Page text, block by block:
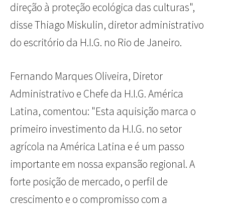
direção à proteção ecológica das culturas",
disse Thiago Miskulin, diretor administrativo
do escritório da H.I.G. no Rio de Janeiro.
Fernando Marques Oliveira, Diretor
Administrativo e Chefe da H.I.G. América
Latina, comentou: "Esta aquisição marca o
primeiro investimento da H.I.G. no setor
agrícola na América Latina e é um passo
importante em nossa expansão regional. A
forte posição de mercado, o perfil de
crescimento e o compromisso com a